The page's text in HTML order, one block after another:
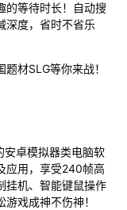
的等待时长！自动搜
深度，省时不省乐
材SLG等你来战！
安卓模拟器类电脑软
应用，享受240帧高
挂机、智能键鼠操作
戏成神不伤神！